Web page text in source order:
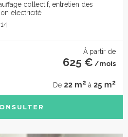
collectif, entretien des
électricité
À partir de
625 € /mois
De 22 m2 à 25 m2